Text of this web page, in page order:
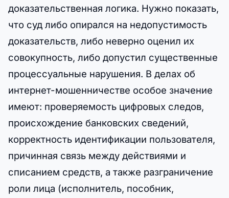
доказательственная логика. Нужно показать,
что суд либо опирался на недопустимость
доказательств, либо неверно оценил их
совокупность, либо допустил существенные
процессуальные нарушения. В делах об
интернет-мошенничестве особое значение
имеют: проверяемость цифровых следов,
происхождение банковских сведений,
корректность идентификации пользователя,
причинная связь между действиями и
списанием средств, а также разграничение
роли лица (исполнитель, пособник,